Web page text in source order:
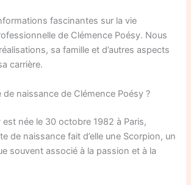
fascinantes sur la vie
de Clémence Poésy. Nous
sa famille et d’autres aspects
carrière.
de naissance de Clémence Poésy ?
est née le 30 octobre 1982 à Paris,
de naissance fait d’elle une Scorpion, un
souvent associé à la passion et à la